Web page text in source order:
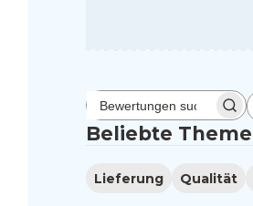
Bewertungen
suchen
Beliebte
Lieferung Qualität